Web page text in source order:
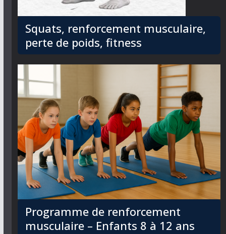
Squats, renforcement musculaire,
perte de poids, fitness
Programme de renforcement
musculaire – Enfants 8 à 12 ans